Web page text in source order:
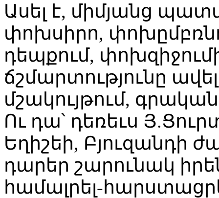
Ասել է, միմյանց
փոխսիրո,
դեպքում,
ճշմարտությունը
մշակույթում,
Ու դա՝ դեռեւս
Եղիշեի, Բյուզանդի
դարեր շարունակ
համալրել-